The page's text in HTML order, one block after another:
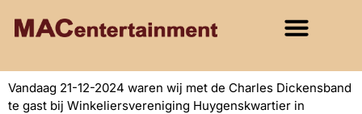
Vandaag 21-12-2024 waren wij met de Charles Dickensband
te gast bij Winkeliersvereniging Huygenskwartier in